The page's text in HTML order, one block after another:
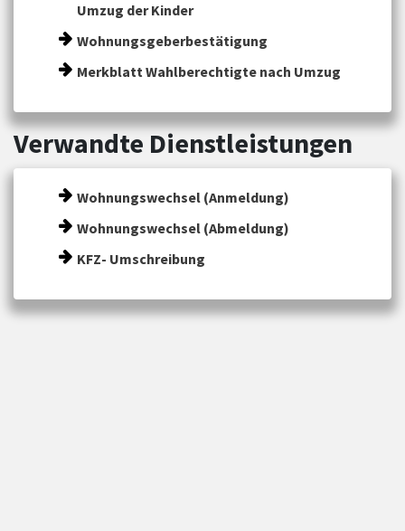
Umzug der Kinder
Wohnungsgeberbestätigung
Merkblatt Wahlberechtigte nach Umzug
Verwandte Dienstleistungen
Wohnungswechsel (Anmeldung)
Wohnungswechsel (Abmeldung)
KFZ- Umschreibung